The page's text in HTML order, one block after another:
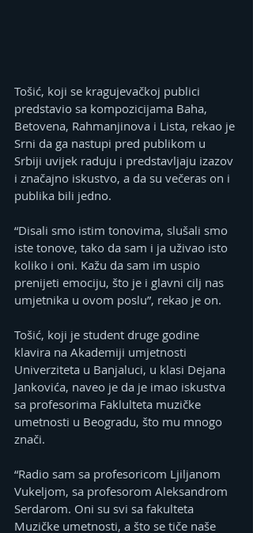
Tošić, koji se kragujevačkoj publici
predstavio sa kompozicijama Baha,
Betovena, Rahmanjinova i Lista, rekao je
Srni da ga nastupi pred publikom u
Srbiji uvijek raduju i predstavljaju izazov
i značajno iskustvo, a da su večeras on i
publika bili jedno.
“Disali smo istim tonovima, slušali smo
iste tonove, tako da sam i ja uživao isto
koliko i oni. Kažu da sam im uspio
prenijeti emociju, što je i glavni cilj nas
umjetnika u ovom poslu”, rekao je on.
Tošić, koji je student druge godine
klavira na Akademiji umjetnosti
Univerziteta u Banjaluci, u klasi Dejana
Jankovića, naveo je da je imao iskustva
sa profesorima Faklulteta muzičke
umetnosti u Beogradu, što mu mnogo
znači.
“Radio sam sa profesoricom Ljiljanom
Vukeljom, sa profesorom Aleksandrom
Serdarom. Oni su svi sa fakulteta
Muzičke umetnosti, a što se tiče naše